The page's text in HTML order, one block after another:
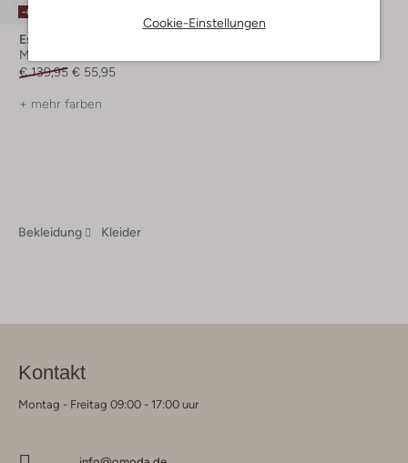
Cookie-Einstellungen
-60%
Est'seven
Maxikleid
€ 139,95 € 55,95
+ mehr farben
Bekleidung Kleider
Kontakt
Montag - Freitag 09:00 - 17:00 uur